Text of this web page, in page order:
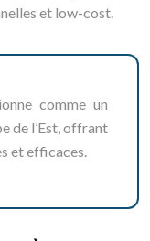
et low-cost.
comme un
de l’Est, offrant
et efficaces.